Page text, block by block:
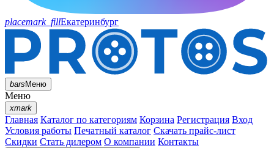
placemark_fillЕкатеринбург
barsМеню
Меню
xmark
Главная Каталог по категориям Корзина Регистрация Вход
Условия работы Печатный каталог Скачать прайс-лист
Скидки Стать дилером О компании Контакты